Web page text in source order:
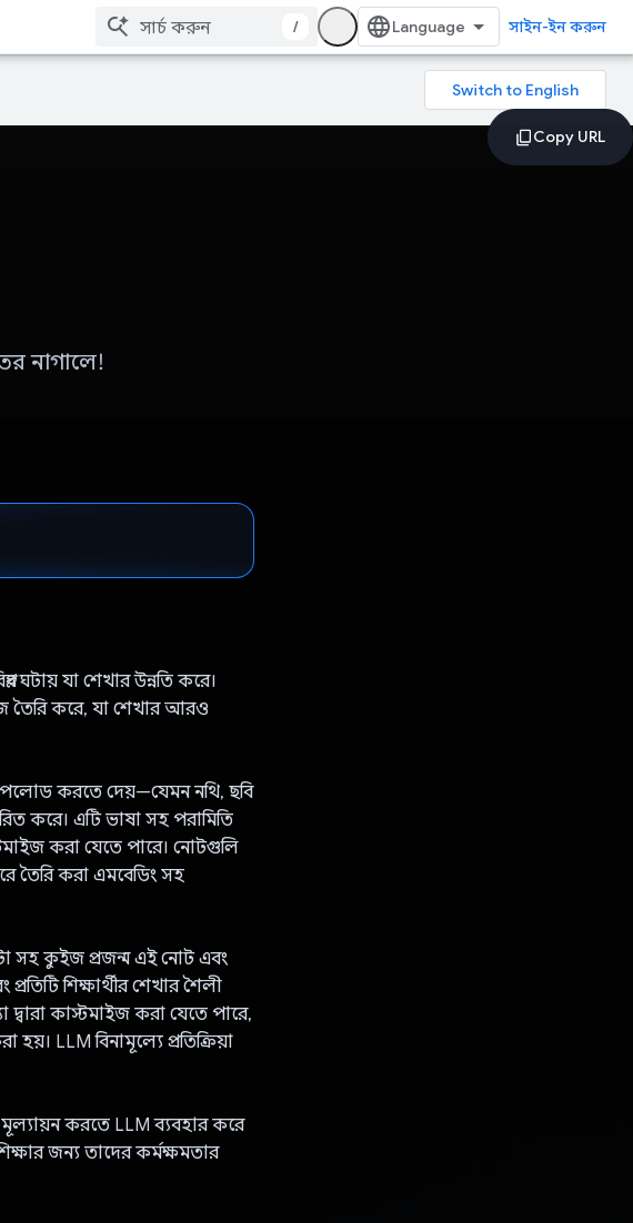
/ সাইন-ইন করুন
নাগালে!
ঘটায় যা শেখার উন্নতি করে।
তৈরি করে, যা শেখার আরও
করতে দেয়—যেমন নথি, ছবি
করে। এটি ভাষা সহ পরামিতি
করা যেতে পারে। নোটগুলি
তৈরি করা এমবেডিং সহ
সহ কুইজ প্রজন্ম এই নোট এবং
শিক্ষার্থীর শেখার শৈলী
দ্বারা কাস্টমাইজ করা যেতে পারে,
হয়। LLM বিনামূল্যে প্রতিক্রিয়া
করতে LLM ব্যবহার করে
জন্য তাদের কর্মক্ষমতার